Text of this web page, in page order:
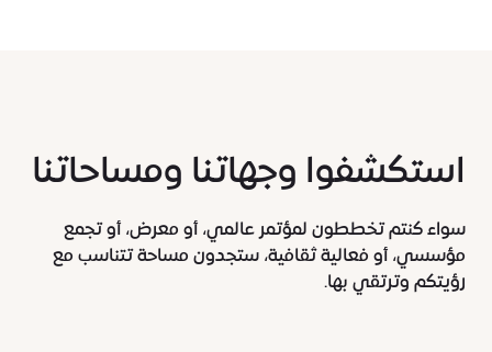
استكشفوا وجهاتنا ومساحاتنا
سواء كنتم تخططون لمؤتمر عالمي، أو معرض، أو تجمع
مؤسسي، أو فعالية ثقافية، ستجدون مساحة تتناسب مع
رؤيتكم وترتقي بها.